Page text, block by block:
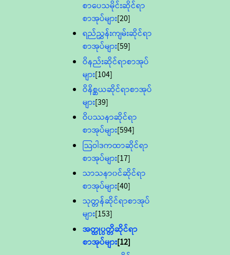
စာပေသမိုင်းဆိုင်ရာ
စာအုပ်များ[20]
ရည်ညွှန်းကျမ်းဆိုင်ရာ
စာအုပ်များ[59]
ဝိနည်းဆိုင်ရာစာအုပ်
များ[104]
ဝိနိစ္ဆယဆိုင်ရာစာအုပ်
များ[39]
ဝိပဿနာဆိုင်ရာ
စာအုပ်များ[594]
သြဝါဒကထာဆိုင်ရာ
စာအုပ်များ[17]
သာသနာ၀င်ဆိုင်ရာ
စာအုပ်များ[40]
သုတ္တန်ဆိုင်ရာစာအုပ်
များ[153]
အတ္ထုပ္ပတ္တိဆိုင်ရာ
စာအုပ်များ[12]